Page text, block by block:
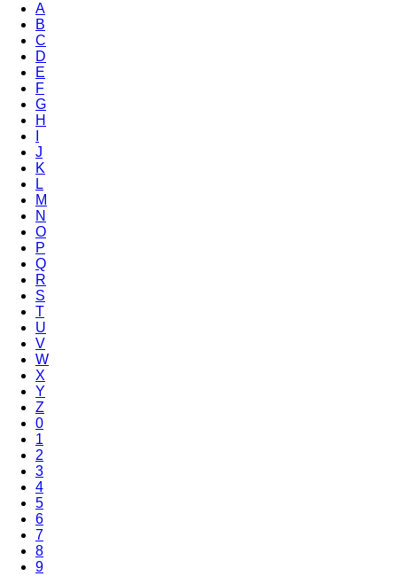
A
B
C
D
E
F
G
H
J
K
L
M
N
O
P
Q
R
S
T
U
V
W
X
Y
Z
0
1
2
3
4
5
6
7
8
9